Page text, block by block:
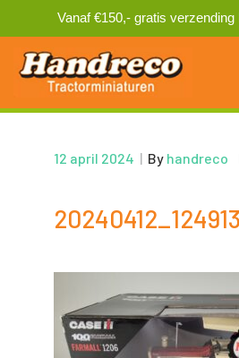
Vanaf €150,- gratis verzending
12 april 2024 | By handreco